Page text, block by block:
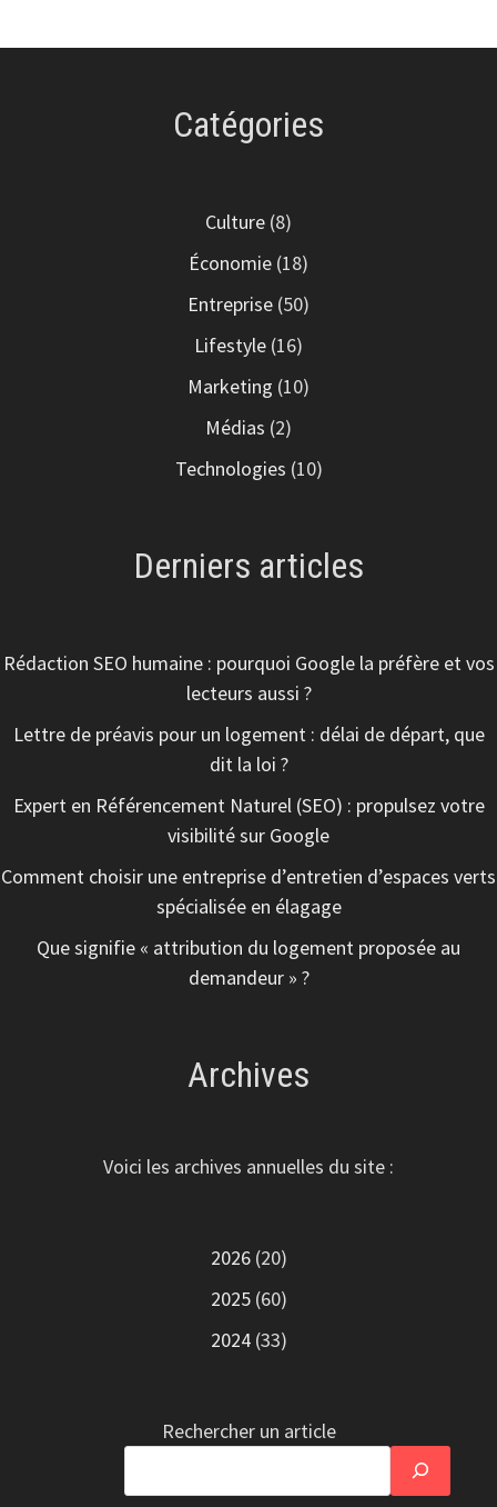
Catégories
Culture (8)
Économie (18)
Entreprise (50)
Lifestyle (16)
Marketing (10)
Médias (2)
Technologies (10)
Derniers articles
Rédaction SEO humaine : pourquoi Google la préfère et vos
lecteurs aussi ?
Lettre de préavis pour un logement : délai de départ, que
dit la loi ?
Expert en Référencement Naturel (SEO) : propulsez votre
visibilité sur Google
Comment choisir une entreprise d’entretien d’espaces verts
spécialisée en élagage
Que signifie « attribution du logement proposée au
demandeur » ?
Archives
Voici les archives annuelles du site :
2026(20)
2025(60)
2024(33)
Rechercher un article